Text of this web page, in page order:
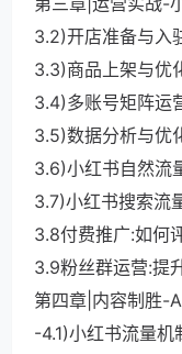
3.2)开店准备与入
3.3)商品上架与优
3.4)多账号矩阵运
3.5)数据分析与优
3.6)小红书自然流
3.7)小红书搜索流
3.8付费推广:如何
3.9粉丝群运营:提
第四章|内容制胜-
-4.1)小红书流量